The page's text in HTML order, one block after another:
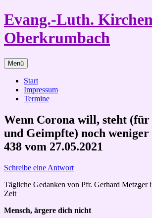
Zum
Inhalt
springen
Evang.-Luth.
Oberkrumbach
Menü
Start
Impressum
Termine
Wenn Corona will, steht (für
und Geimpfte) noch
438 vom 27.05.2021
Schreibe eine Antwort
Tägliche Gedanken von Pfr. Gerhard Metzger
Zeit
Mensch, ärgere dich nicht